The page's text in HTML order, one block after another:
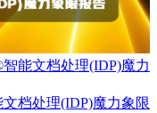
能文档处理(IDP)魔力
档处理(IDP)魔力象限